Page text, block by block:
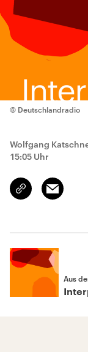
© Deutschlandradio
Wolfgang
15:05 Uhr
Link
kopieren/teilen
Email
Aus